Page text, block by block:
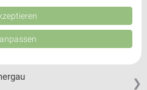
❯
Quellen. Entwicklung und
reduzierter Daten zur Auswahl
Union weitergegeben und in die